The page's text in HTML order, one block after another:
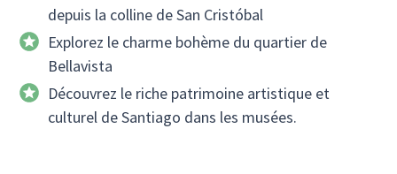
depuis la colline de San Cristóbal
Explorez le charme bohème du quartier de
Bellavista
Découvrez le riche patrimoine artistique et
culturel de Santiago dans les musées.